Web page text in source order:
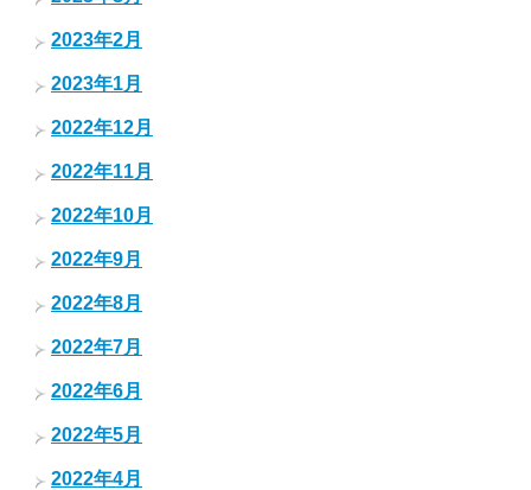
2023年2月
2023年1月
2022年12月
2022年11月
2022年10月
2022年9月
2022年8月
2022年7月
2022年6月
2022年5月
2022年4月